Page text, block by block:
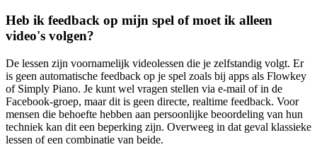
Heb ik feedback op mijn spel of moet ik alleen
video's volgen?
De lessen zijn voornamelijk videolessen die je zelfstandig volgt. Er
is geen automatische feedback op je spel zoals bij apps als Flowkey
of Simply Piano. Je kunt wel vragen stellen via e-mail of in de
Facebook-groep, maar dit is geen directe, realtime feedback. Voor
mensen die behoefte hebben aan persoonlijke beoordeling van hun
techniek kan dit een beperking zijn. Overweeg in dat geval klassieke
lessen of een combinatie van beide.